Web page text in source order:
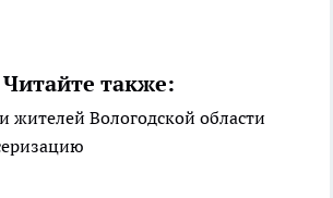
Читайте также:
жителей Вологодской области